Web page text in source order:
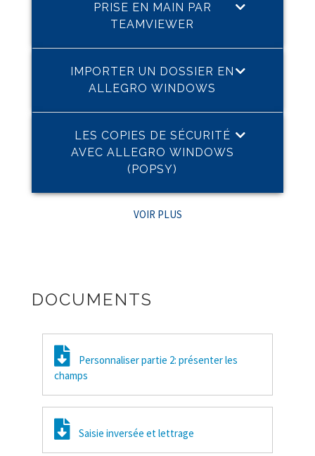
PRISE EN MAIN PAR
TEAMVIEWER
IMPORTER UN DOSSIER EN
ALLEGRO WINDOWS
LES COPIES DE SÉCURITÉ
AVEC ALLEGRO WINDOWS
(POPSY)
VOIR PLUS
DOCUMENTS
Personnaliser partie 2: présenter les
champs
Saisie inversée et lettrage